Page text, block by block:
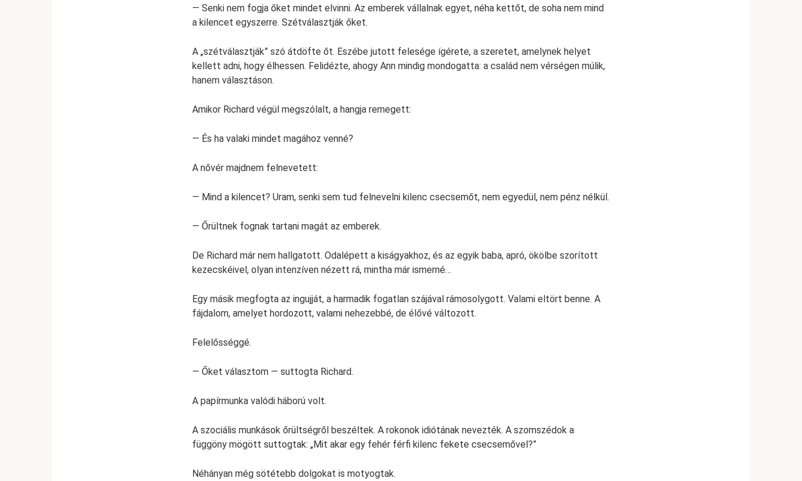
— Senki nem fogja őket mindet elvinni. Az emberek vállalnak egyet, néha kettőt, de soha nem mind
a kilencet egyszerre. Szétválasztják őket.
A „szétválasztják” szó átdöfte őt. Eszébe jutott felesége ígérete, a szeretet, amelynek helyet
kellett adni, hogy élhessen. Felidézte, ahogy Ann mindig mondogatta: a család nem vérségen múlik,
hanem választáson.
Amikor Richard végül megszólalt, a hangja remegett:
— És ha valaki mindet magához venné?
A nővér majdnem felnevetett:
— Mind a kilencet? Uram, senki sem tud felnevelni kilenc csecsemőt, nem egyedül, nem pénz nélkül.
— Őrültnek fognak tartani magát az emberek.
De Richard már nem hallgatott. Odalépett a kiságyakhoz, és az egyik baba, apró, ökölbe szorított
kezecskéivel, olyan intenzíven nézett rá, mintha már ismerné…
Egy másik megfogta az ingujját, a harmadik fogatlan szájával rámosolygott. Valami eltört benne. A
fájdalom, amelyet hordozott, valami nehezebbé, de élővé változott.
Felelősséggé.
— Őket választom — suttogta Richard.
A papírmunka valódi háború volt.
A szociális munkások őrültségről beszéltek. A rokonok idiótának nevezték. A szomszédok a
függöny mögött suttogtak: „Mit akar egy fehér férfi kilenc fekete csecsemővel?”
Néhányan még sötétebb dolgokat is motyogtak.